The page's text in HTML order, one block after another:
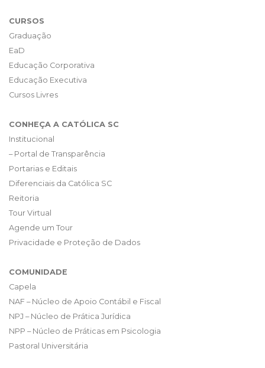
CURSOS
Graduação
EaD
Educação Corporativa
Educação Executiva
Cursos Livres
CONHEÇA A CATÓLICA SC
Institucional
– Portal de Transparência
Portarias e Editais
Diferenciais da Católica SC
Reitoria
Tour Virtual
Agende um Tour
Privacidade e Proteção de Dados
COMUNIDADE
Capela
NAF – Núcleo de Apoio Contábil e Fiscal
NPJ – Núcleo de Prática Jurídica
NPP – Núcleo de Práticas em Psicologia
Pastoral Universitária